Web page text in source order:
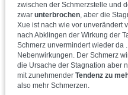
zwischen der Schmerzstelle und
zwar unterbrochen, aber die
Xue ist nach wie vor unverändert
nach Abklingen der Wirkung der
Schmerz unvermindert wieder da
Nebenwirkungen. Der Schmerz
die Ursache der Stagnation aber
mit zunehmender Tendenz zu
also mehr Schmerzen.